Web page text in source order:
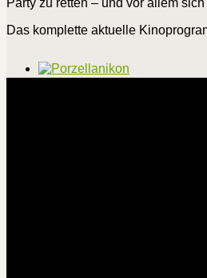
Party zu retten – und vor allem
Das komplette aktuelle